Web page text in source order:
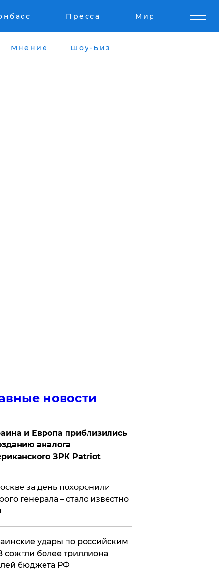
Пресса Мир
Мнение Шоу-Биз
новости
и Европа приблизились
аналога
ЗРК Patriot
за день похоронили
генерала – стало известно
удары по российским
сожгли более триллиона
бюджета РФ